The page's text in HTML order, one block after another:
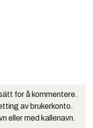
for å kommentere.
av brukerkonto.
eller med kallenavn.